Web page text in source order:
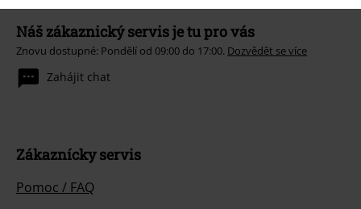
Náš zákaznický servis je tu pro vás
Znovu dostupné: Pondělí od 09:00 do 17:00. Dozvědět se více
Zahájit chat
Zákaznícky servis
Pomoc / FAQ